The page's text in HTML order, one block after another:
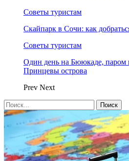
Советы туристам
Скайпарк в Сочи: как
Советы туристам
Один день на Бююкаде, паром
Принцевы острова
Prev Next